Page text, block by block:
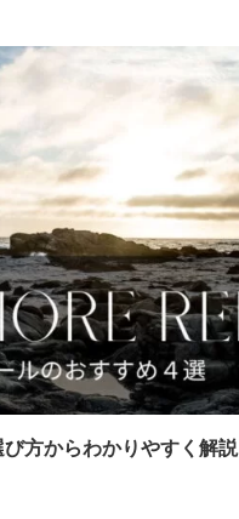
方からわかりやすく解説